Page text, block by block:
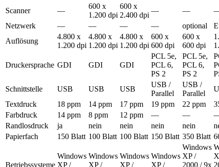
Scanner —
600 x
1.200 dpi
600 x
2.400 dpi
— —
Netzwerk
— — — — optional
Auflösung
4.800 x
1.200 dpi
4.800 x
1.200 dpi
4.800 x
1.200 dpi
600 x
600 dpi
600 x
600 dpi
Druckersprache GDI GDI GDI
PCL 5e,
PCL 6,
PS 2
PCL 5e,
PCL 6,
PS 2
Schnittstelle
USB USB USB
USB /
Parallel
USB /
Parallel
Textdruck
18 ppm 14 ppm 17 ppm 19 ppm 22 ppm
Farbdruck
14 ppm 8 ppm 12 ppm — —
Randlosdruck
ja nein nein nein nein
Papierfach
150 Blatt 100 Blatt 100 Blatt 150 Blatt 350 Blatt
Betriebssysteme
Windows
XP /
Windows
XP /
Windows
XP /
Windows
XP /
Windows
XP /
2000 / 9x